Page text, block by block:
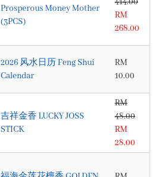
Prosperous Money Mother
(3PCS)
RM
268.00
2026 风水日历 Feng Shui
Calendar
RM
10.00
吉祥金香 LUCKY JOSS
STICK
RM
48.00
RM
28.00